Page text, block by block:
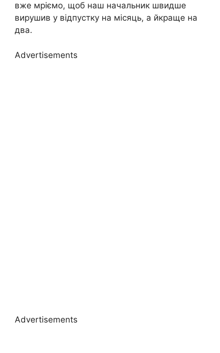
вже мріємо, щоб наш начальник швидше
вирушив у відпустку на місяць, а йкраще на
два.
Advertisements
Advertisements